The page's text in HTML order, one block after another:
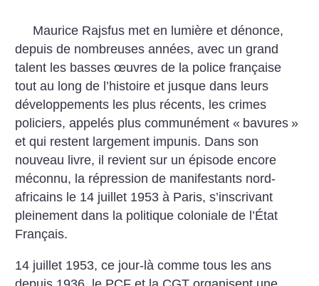
Maurice Rajsfus met en lumière et dénonce,
depuis de nombreuses années, avec un grand
talent les basses œuvres de la police française
tout au long de l’histoire et jusque dans leurs
développements les plus récents, les crimes
policiers, appelés plus communément « bavures »
et qui restent largement impunis. Dans son
nouveau livre, il revient sur un épisode encore
méconnu, la répression de manifestants nord-
africains le 14 juillet 1953 à Paris, s’inscrivant
pleinement dans la politique coloniale de l’État
Français.
14 juillet 1953, ce jour-là comme tous les ans